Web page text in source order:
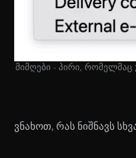
მიმღები - პირი, რომელმაც
ვნახოთ, რას ნიშნავს